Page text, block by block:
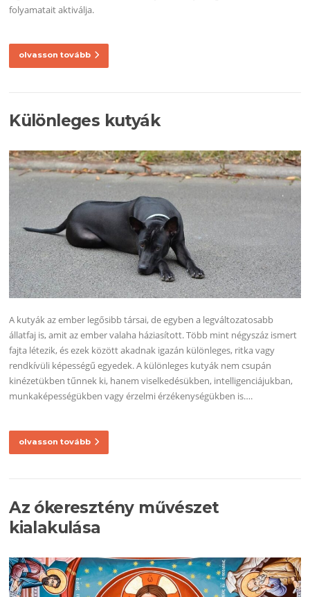
folyamatait aktiválja.
olvasson tovább
Különleges kutyák
A kutyák az ember legősibb társai, de egyben a legváltozatosabb
állatfaj is, amit az ember valaha háziasított. Több mint négyszáz ismert
fajta létezik, és ezek között akadnak igazán különleges, ritka vagy
rendkívüli képességű egyedek. A különleges kutyák nem csupán
kinézetükben tűnnek ki, hanem viselkedésükben, intelligenciájukban,
munkaképességükben vagy érzelmi érzékenységükben is….
olvasson tovább
Az ókeresztény művészet
kialakulása